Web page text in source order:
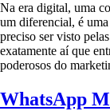
Na era digital, uma
um diferencial, é uma
preciso ser visto
exatamente aí que
poderosos do
WhatsApp